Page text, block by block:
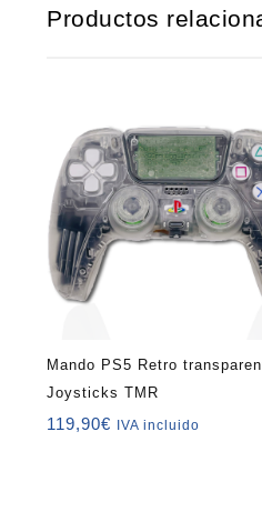
Productos
Mando PS5 Retro
Joysticks TMR
119,90€ IVA incluido